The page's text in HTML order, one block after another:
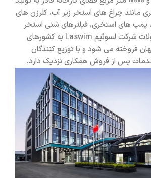
مانند چراغ های استخر زیر آب، کلرزن های
پمپ های استخری، فیلترهای شنی استخر
و...می باشد. محصولات شرکت لسوئیم Laswim به کشورهای
فروخته می شود و با توزیع کنندگان
پس از فروش همکاری نزدیک دارد.